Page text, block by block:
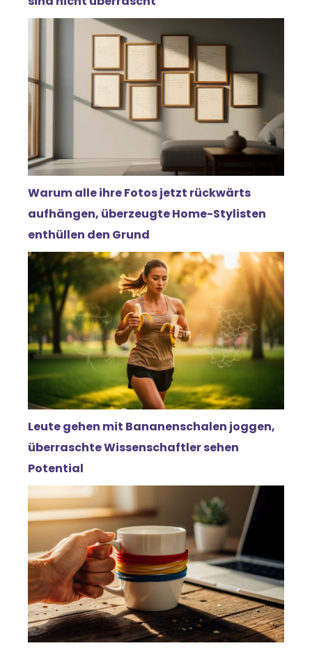
Warum alle ihre Fotos jetzt rückwärts
aufhängen, überzeugte Home-Stylisten
enthüllen den Grund
Leute gehen mit Bananenschalen joggen,
überraschte Wissenschaftler sehen
Potential